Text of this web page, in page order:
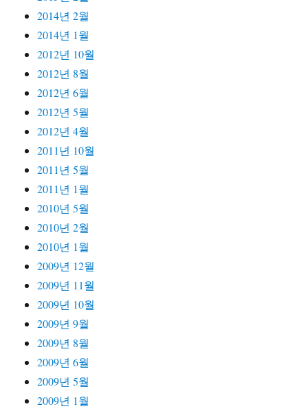
2014년 2월
2014년 1월
2012년 10월
2012년 8월
2012년 6월
2012년 5월
2012년 4월
2011년 10월
2011년 5월
2011년 1월
2010년 5월
2010년 2월
2010년 1월
2009년 12월
2009년 11월
2009년 10월
2009년 9월
2009년 8월
2009년 6월
2009년 5월
2009년 1월